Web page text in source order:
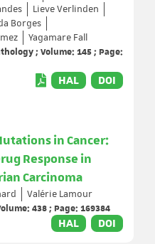
Lieve Verlinden
Borges
Yagamare Fall
; Volume: 145 ; Page:
HAL DOI
in Cancer:
Response in
Carcinoma
Valérie Lamour
438 ; Page: 169384
HAL DOI